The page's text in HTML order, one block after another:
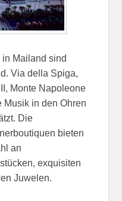
Mailand sind
Via della Spiga,
Monte Napoleone
in den Ohren
Die
bieten
an
exquisiten
Juwelen.